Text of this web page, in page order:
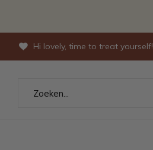
Hi lovely, time to treat yourself!